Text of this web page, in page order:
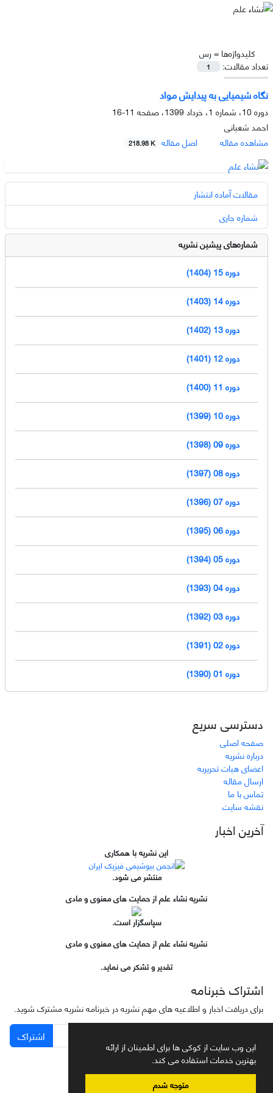
این وب سایت از کوکی ها برای اطمینان از ارائه
بهترین خدمات استفاده می کند.
متوجه شدم
کلیدواژه‌ها =رس
تعداد مقالات:
1
نگاه شیمیایی به پیدایش مواد
دوره 10، شماره 1، خرداد 1399، صفحه
11-16
احمد شعبانی
مشاهده مقاله
اصل مقاله 218.98 K
مقالات آماده انتشار
شماره جاری
شماره‌های پیشین نشریه
دوره 15 (1404)
دوره 14 (1403)
دوره 13 (1402)
دوره 12 (1401)
دوره 11 (1400)
دوره 10 (1399)
دوره 09 (1398)
دوره 08 (1397)
دوره 07 (1396)
دوره 06 (1395)
دوره 05 (1394)
دوره 04 (1393)
دوره 03 (1392)
دوره 02 (1391)
دوره 01 (1390)
دسترسی سریع
صفحه اصلی
درباره نشریه
اعضای هیات تحریریه
ارسال مقاله
تماس با ما
نقشه سایت
آخرین اخبار
این نشریه با همکاری
منتشر می شود.
نشریه نشاء علم از حمایت های معنوی و مادی
سپاسگزار است.
نشریه نشاء علم از حمایت های معنوی و مادی
تقدیر و تشکر می نماید.
اشتراک خبرنامه
برای دریافت اخبار و اطلاعیه های مهم نشریه در خبرنامه نشریه مشترک شوید.
اشتراک